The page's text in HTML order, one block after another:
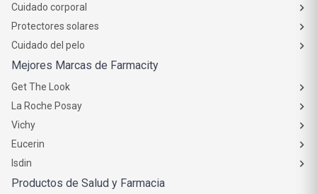
Cuidado corporal
Protectores solares
Cuidado del pelo
Mejores Marcas de Farmacity
Get The Look
La Roche Posay
Vichy
Eucerin
Isdin
Productos de Salud y Farmacia